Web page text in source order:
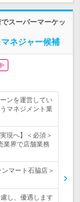
スーパーマーケッ
ネジャー候補
ンを運営してい
マネジメント業
現へ】＜必須＞
業界で店舗業務
マート石脇店＞
し、優遇します